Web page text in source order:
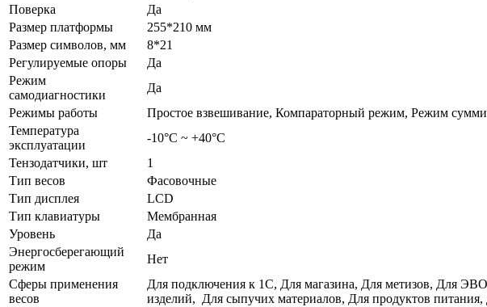
Поверка
Да
Размер платформы
255*210 мм
Размер символов, мм
8*21
Регулируемые опоры
Да
Режим
самодиагностики
Да
Режимы работы
Простое взвешивание, Компараторный режим, Режим
Температура
эксплуатации
-10°C ~ +40°C
Тензодатчики, шт
1
Тип весов
Фасовочные
Тип дисплея
LCD
Тип клавиатуры
Мембранная
Уровень
Да
Энергосберегающий
режим
Нет
Сферы применения
весов
Для подключения к 1С, Для магазина, Для метизов, Для
изделий, Для сыпучих материалов, Для продуктов